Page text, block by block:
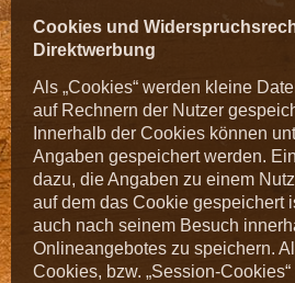
Cookies und
Direktwerbung
Als „Cookies“ werden kleine
auf Rechnern der Nutzer
Innerhalb der Cookies können
Angaben gespeichert werden.
dazu, die Angaben zu einem
auf dem das Cookie gespeichert
auch nach seinem Besuch
Onlineangebotes zu speichern.
Cookies, bzw. „Session-